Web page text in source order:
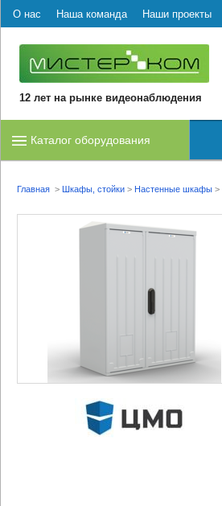
О нас Наша команда Наши проекты
12 лет на рынке видеонаблюдения
Каталог оборудования
Главная > Шкафы, стойки > Настенные шкафы >